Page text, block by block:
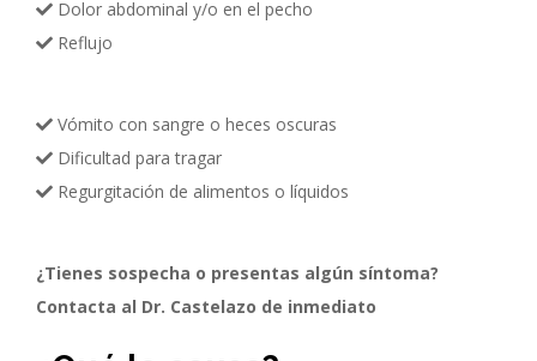
Dolor abdominal y/o en el pecho
Reflujo
Vómito con sangre o heces oscuras
Dificultad para tragar
Regurgitación de alimentos o líquidos
¿Tienes sospecha o presentas algún síntoma?
Contacta al Dr. Castelazo de inmediato